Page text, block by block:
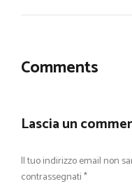
Comments
Lascia un
Il tuo indirizzo email non
contrassegnati*